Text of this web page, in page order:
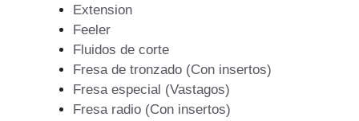
Extension
Feeler
Fluidos de corte
Fresa de tronzado (Con insertos)
Fresa especial (Vastagos)
Fresa radio (Con insertos)